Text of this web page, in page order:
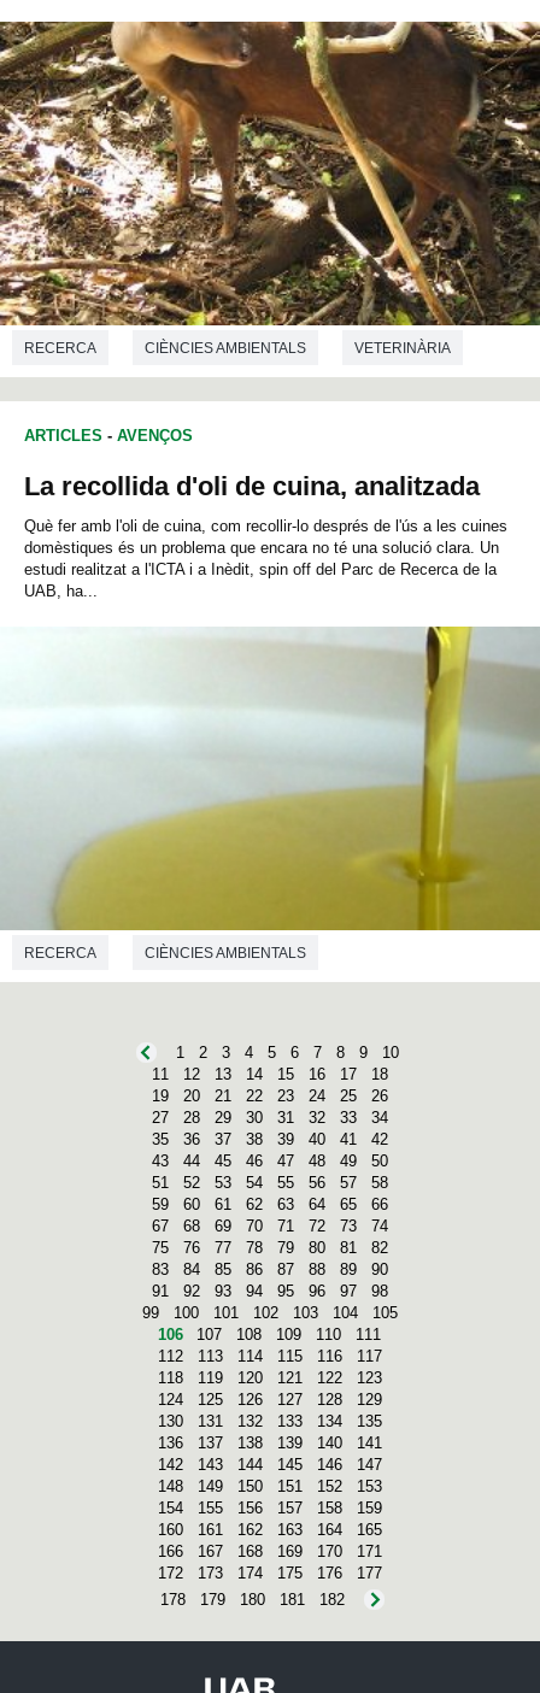
RECERCA CIÈNCIES AMBIENTALS VETERINÀRIA
ECOLOGIA
ARTICLES - AVENÇOS
La recollida d'oli de cuina, analitzada
Què fer amb l'oli de cuina, com recollir-lo després de l'ús a les cuines
domèstiques és un problema que encara no té una solució clara. Un
estudi realitzat a l'ICTA i a Inèdit, spin off del Parc de Recerca de la
UAB, ha...
RECERCA CIÈNCIES AMBIENTALS
1 2 3 4 5 6 7 8 9
10
11
12 13 14 15 16 17
18
19
20 21 22 23 24 25
26
27
28 29 30 31 32 33
34
35
36 37 38 39 40 41
42
43
44 45 46 47 48 49
50
51
52 53 54 55 56 57
58
59
60 61 62 63 64 65
66
67
68 69 70 71 72 73
74
75
76 77 78 79 80 81
82
83
84 85 86 87 88 89
90
91
92 93 94 95 96 97
98
99
100 101 102 103 104
105
106
107 108 109 110
111
112
113 114 115 116
117
118
119 120 121 122
123
124
125 126 127 128
129
130
131 132 133 134
135
136
137 138 139 140
141
142
143 144 145 146
147
148
149 150 151 152
153
154
155 156 157 158
159
160
161 162 163 164
165
166
167 168 169 170
171
172
173 174 175 176
177
178
179 180 181 182